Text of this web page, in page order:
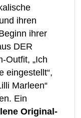
ihren
ihrer
DER
Outfit, „Ich
eingestellt“,
Marleen“
Ein
Original-